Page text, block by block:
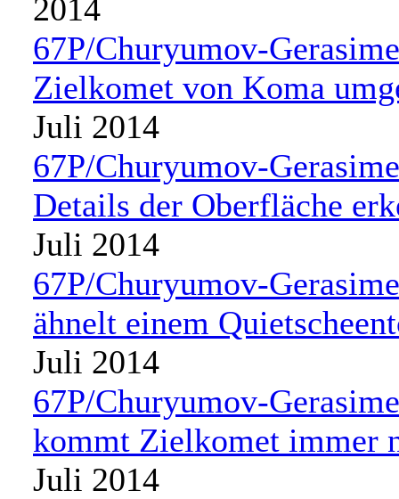
2014
67P/Churyumov-
Zielkomet von Koma
Juli 2014
67P/Churyumov-
Details der Oberfläche
Juli 2014
67P/Churyumov-
ähnelt einem
Juli 2014
67P/Churyumov-
kommt Zielkomet immer
Juli 2014